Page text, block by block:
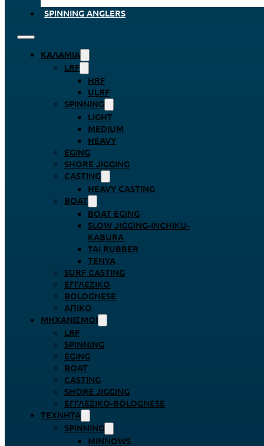
SPINNING ANGLERS
ΚΑΛΆΜΙΑ
LRF
HRF
ULRF
SPINNING
LIGHT
MEDIUM
HEAVY
EGING
SHORE JIGGING
CASTING
HEAVY CASTING
BOAT
BOAT EGING
SLOW JIGGING-INCHIKU-
KABURA
TAI RUBBER
TENYA
SURF CASTING
ΕΓΓΛΈΖΙΚΟ
BOLOGNESE
ΑΠΊΚΟ
ΜΗΧΑΝΙΣΜΟΊ
LRF
SPINNING
EGING
BOAT
CASTING
SHORE JIGGING
ΕΓΓΛΈΖΙΚΟ-BOLOGNESE
ΤΕΧΝΗΤΆ
SPINNING
MINNOWS